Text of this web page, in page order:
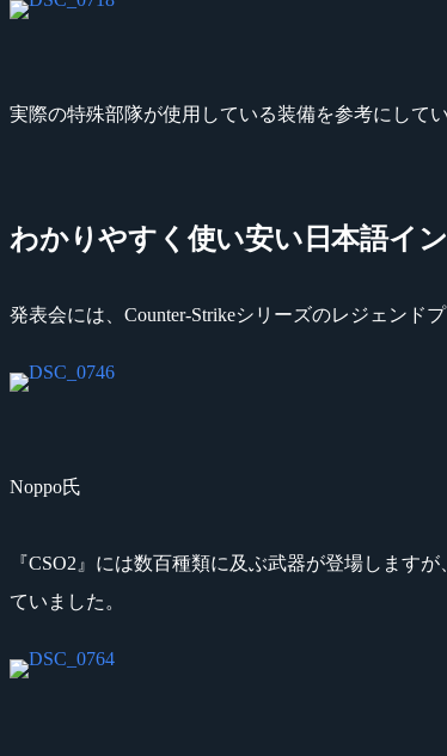
実際の特殊部隊が使用している装備を参考にして
わかりやすく使い安い日本語イ
発表会には、Counter-Strikeシリーズのレジェンド
Noppo氏
『CSO2』には数百種類に及ぶ武器が登場します
ていました。